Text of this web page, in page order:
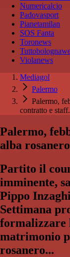
Numericalcio
Padovasport
Pianetamilan
SOS Fanta
Toronews
Violanews
Mediagol
Palermo
Palermo,
contratto e
Palermo,
alba
Partito il
imminente,
Pippo
Settimana
formalizzare
matrimonio
rosanero...